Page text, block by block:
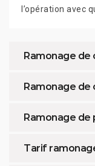
l’opération avec
Ramonage de
Ramonage de
Ramonage de
Tarif